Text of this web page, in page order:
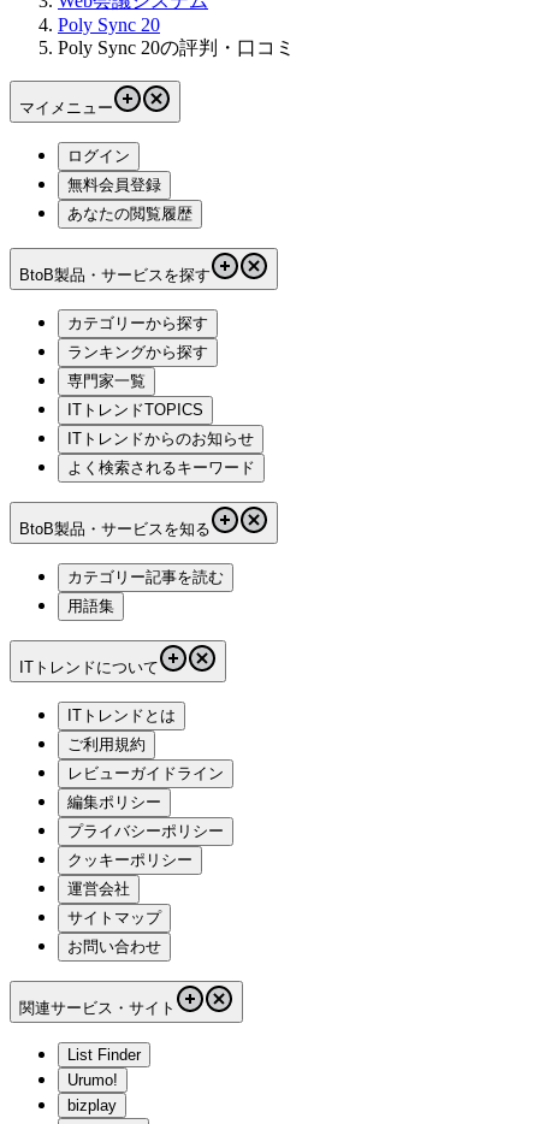
Poly Sync 20
Poly Sync 20の評判・口コミ
マイメニュー
ログイン
無料会員登録
あなたの閲覧履歴
BtoB製品・サービスを探す
カテゴリーから探す
ランキングから探す
専門家一覧
ITトレンドTOPICS
ITトレンドからのお知らせ
よく検索されるキーワード
BtoB製品・サービスを知る
カテゴリー記事を読む
用語集
ITトレンドについて
ITトレンドとは
ご利用規約
レビューガイドライン
編集ポリシー
プライバシーポリシー
クッキーポリシー
運営会社
サイトマップ
お問い合わせ
関連サービス・サイト
List Finder
Urumo!
bizplay